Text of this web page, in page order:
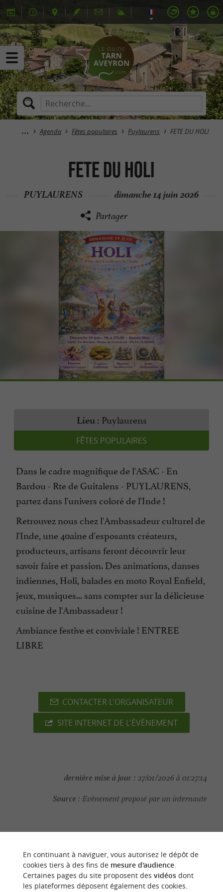
Agenda Fêtes populaires Puylaurens FETE DU HOLI
FETE DU HOLI
PUYLAURENS dimanche 14 juin 2026
Partager
Lieu : Puylaurens
FÊTES POPULAIRES
Dans le cadre magnifique de l'ASAC - En
Bardou - Rte de Guitalens - PUYLAURENS,
partez dans l'univers coloré de l'Inde !
Retrouvez nous chez l'Ambassadeur culturel de
l'Inde, une 40aine d'esposants créateurs,
producteurs, artisans feront découvrir leur
savoir faire et passion. Des animations, danses
indiennes, Holi, balades en moto Royal Enfield,
jeux, musiques... sans compter sur la délicieuse
cuisine de l'Ambassadeur !
Ambiance festive et conviviale ! ENTREE
LIBRE
CONTACTER L'ORGANISATEUR
SITE INTERNET DE L'ÉVÈNEMENT
dernière mise à jour : 27/01/2026 à 01:27:14
Source : Evènement proposé par un internaute
NOUS AVONS TESTÉPOUR VOUS
En continuant à naviguer, vous autorisez le dépôt de
cookies tiers à des fins de mesure d'audience.
Certaines pages du site proposent des vidéosdont
les plateformes déposent également des cookies.